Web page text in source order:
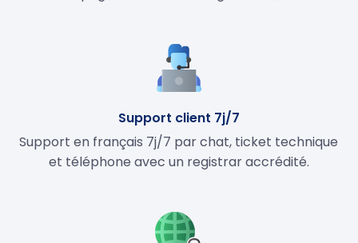
Support client 7j/7
Support en français 7j/7 par chat, ticket technique
et téléphone avec un registrar accrédité.